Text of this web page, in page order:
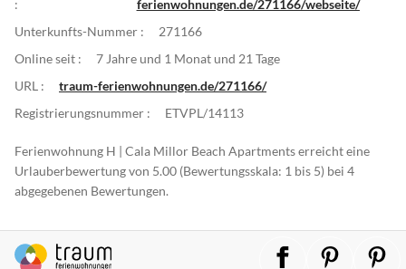
:
ferienwohnungen.de/271166/webseite/
Unterkunfts-Nummer :
271166
Online seit :
7 Jahre und 1 Monat und 21 Tage
URL :
traum-ferienwohnungen.de/271166/
Registrierungsnummer :
ETVPL/14113
Ferienwohnung H | Cala Millor Beach Apartments erreicht eine
Urlauberbewertung von 5.00 (Bewertungsskala: 1 bis 5) bei 4
abgegebenen Bewertungen.